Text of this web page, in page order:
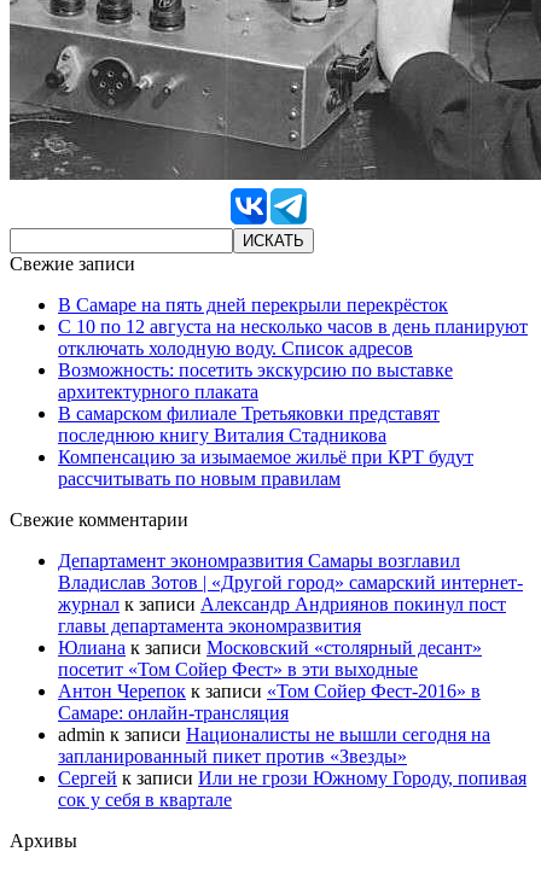
Свежие записи
В Самаре на пять дней перекрыли перекрёсток
С 10 по 12 августа на несколько часов в день планируют
отключать холодную воду. Список адресов
Возможность: посетить экскурсию по выставке
архитектурного плаката
В самарском филиале Третьяковки представят
последнюю книгу Виталия Стадникова
Компенсацию за изымаемое жильё при КРТ будут
рассчитывать по новым правилам
Свежие комментарии
Департамент экономразвития Самары возглавил
Владислав Зотов | «Другой город» самарский интернет-
журнал к записи Александр Андриянов покинул пост
главы департамента экономразвития
Юлиана к записи Московский «столярный десант»
посетит «Том Сойер Фест» в эти выходные
Антон Черепок к записи «Том Сойер Фест-2016» в
Самаре: онлайн-трансляция
admin к записи Националисты не вышли сегодня на
запланированный пикет против «Звезды»
Сергей к записи Или не грози Южному Городу, попивая
сок у себя в квартале
Архивы